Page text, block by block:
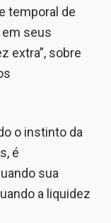
temporal de
em seus
extra”, sobre
o instinto da
é
sua
a liquidez